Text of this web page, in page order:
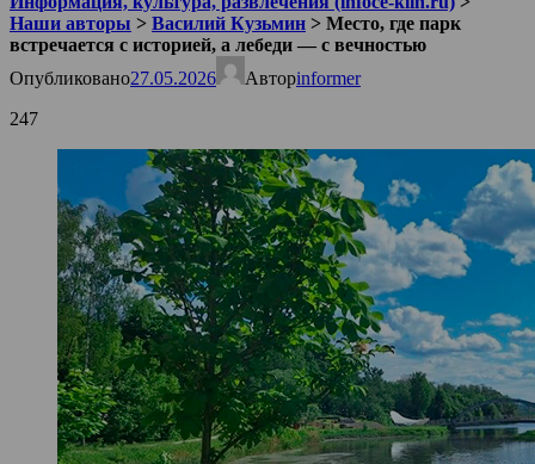
Наши авторы > Василий Кузьмин > Место, где парк
встречается с историей, а лебеди — с вечностью
Опубликовано27.05.2026 Авторinformer
247